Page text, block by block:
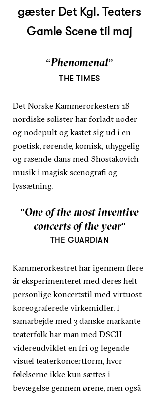
gæster Det Kgl. Teaters
Gamle Scene til maj
“Phenomenal”
THE TIMES
​Det Norske Kammerorkesters 18
nordiske solister har forladt noder
og nodepult og kastet sig ud i en
poetisk, rørende, komisk, uhyggelig
og rasende dans med Shostakovich
musik i magisk scenografi og
lyssætning.
"One of the most inventive
concerts of the year"
THE GUARDIAN
Kammerorkestret har igennem flere
år eksperimenteret med deres helt
personlige koncertstil med virtuost
koreograferede virkemidler. I
samarbejde med 3 danske markante
teaterfolk har man med DSCH
videreudviklet en fri og legende
visuel teaterkoncertform, hvor
følelserne ikke kun sættes i
bevægelse gennem ørene, men også